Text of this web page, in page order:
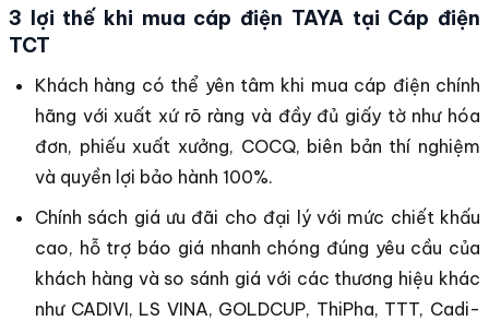
3 lợi thế khi mua cáp điện TAYA tại Cáp điện
TCT
Khách hàng có thể yên tâm khi mua cáp điện chính
hãng với xuất xứ rõ ràng và đầy đủ giấy tờ như hóa
đơn, phiếu xuất xưởng, COCQ, biên bản thí nghiệm
và quyền lợi bảo hành 100%.
Chính sách giá ưu đãi cho đại lý với mức chiết khấu
cao, hỗ trợ báo giá nhanh chóng đúng yêu cầu của
khách hàng và so sánh giá với các thương hiệu khác
như CADIVI, LS VINA, GOLDCUP, ThiPha, TTT, Cadi-